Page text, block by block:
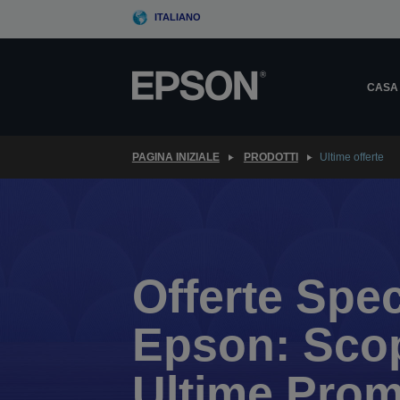
ITALIANO
CASA
PAGINA INIZIALE PRODOTTI Ultime offerte
Offerte
Epson: